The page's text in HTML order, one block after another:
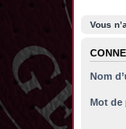
Vous
Nom
Mot de